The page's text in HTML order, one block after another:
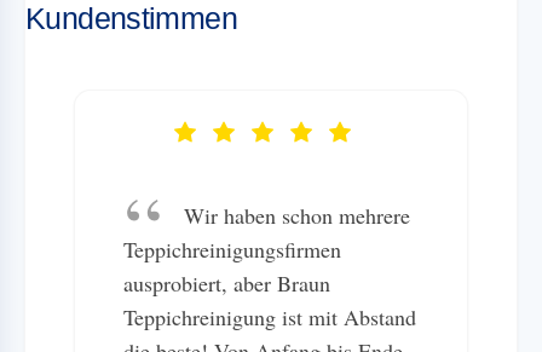
Kundenstimmen
Wir haben schon mehrere
Teppichreinigungsfirmen
ausprobiert, aber Braun
Teppichreinigung ist mit Abstand